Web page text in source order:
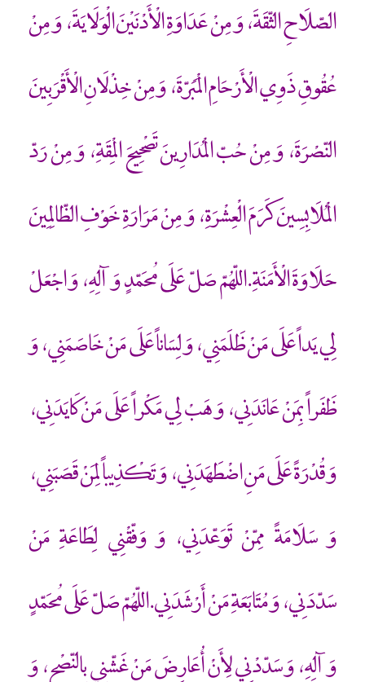
الصّلَاحِ الثّقَةَ، وَ مِنْ عَدَاوَةِ الْأَدْنَيْنَ الْوَلَايَةَ، وَ مِنْ
عُقُوقِ ذَوِي الْأَرْحَامِ الْمَبَرّةَ، وَ مِنْ خِذْلَانِ الْأَقْرَبِينَ
النّصْرَةَ، وَ مِنْ حُبّ الْمُدَارِينَ تَصْحِيحَ الْمِقَةِ، وَ مِنْ رَدّ
الْمُلَابِسِينَ كَرَمَ الْعِشْرَةِ، وَ مِنْ مَرَارَةِ خَوْفِ الظّالِمِينَ
حَلَاوَةَ الْأَمَنَةِ.اللّهُمّ صَلّ عَلَى مُحَمّدٍ وَ آلِهِ، وَ اجْعَلْ
لِي يَداً عَلَى مَنْ ظَلَمَنِي، وَ لِسَاناً عَلَى مَنْ خَاصَمَنِي، وَ
ظَفَراً بِمَنْ عَانَدَنِي، وَ هَبْ لِي مَكْراً عَلَى مَنْ كَايَدَنِي،
وَ قُدْرَةً عَلَى مَنِ اضْطَهَدَنِي، وَ تَكْذِيباً لِمَنْ قَصَبَنِي،
وَ سَلَامَةً مِمّنْ تَوَعّدَنِي، وَ وَفّقْنِي لِطَاعَةِ مَنْ
سَدّدَنِي، وَ مُتَابَعَةِ مَنْ أَرْشَدَنِي.اللّهُمّ صَلّ عَلَى مُحَمّدٍ
وَ آلِهِ، وَ سَدّدْنِي لِأَنْ أُعَارِضَ مَنْ غَشّنِي بِالنّصْحِ، وَ